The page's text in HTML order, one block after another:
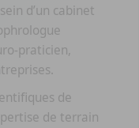
d’un cabinet
praticien,
de
de terrain